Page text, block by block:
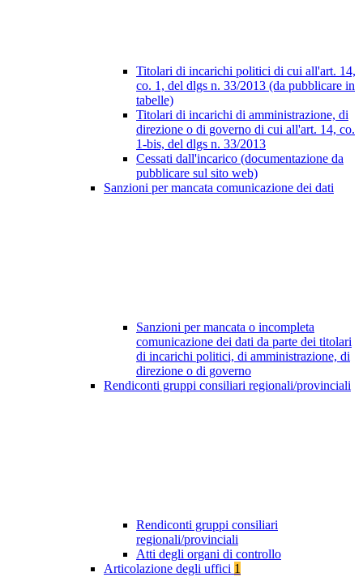
Titolari di incarichi politici di cui all'art. 14,
co. 1, del dlgs n. 33/2013 (da pubblicare in
tabelle)
Titolari di incarichi di amministrazione, di
direzione o di governo di cui all'art. 14, co.
1-bis, del dlgs n. 33/2013
Cessati dall'incarico (documentazione da
pubblicare sul sito web)
Sanzioni per mancata comunicazione dei dati
Sanzioni per mancata o incompleta
comunicazione dei dati da parte dei titolari
di incarichi politici, di amministrazione, di
direzione o di governo
Rendiconti gruppi consiliari regionali/provinciali
Rendiconti gruppi consiliari
regionali/provinciali
Atti degli organi di controllo
Articolazione degli uffici 1